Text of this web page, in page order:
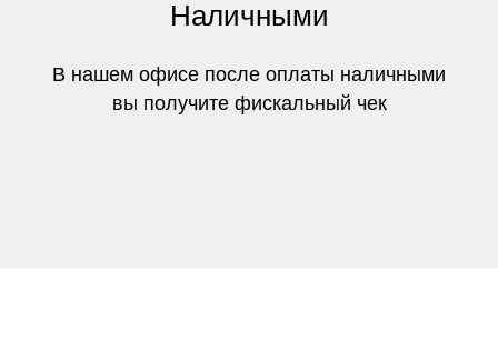
Наличными
В нашем офисе после оплаты наличными
вы получите фискальный чек